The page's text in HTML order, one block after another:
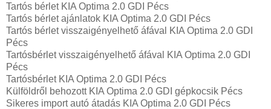
Tartós bérlet KIA Optima 2.0 GDI Pécs
Tartós bérlet ajánlatok KIA Optima 2.0 GDI Pécs
Tartós bérlet visszaigényelhető áfával KIA Optima 2.0 GDI
Pécs
Tartósbérlet visszaigényelhető áfával KIA Optima 2.0 GDI
Pécs
Tartósbérlet KIA Optima 2.0 GDI Pécs
Külföldről behozott KIA Optima 2.0 GDI gépkocsik Pécs
Sikeres import autó átadás KIA Optima 2.0 GDI Pécs